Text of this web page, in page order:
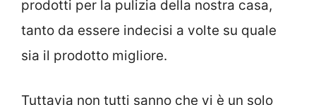
prodotti per la pulizia della nostra casa,
tanto da essere indecisi a volte su quale
sia il prodotto migliore.
Tuttavia non tutti sanno che vi è un solo